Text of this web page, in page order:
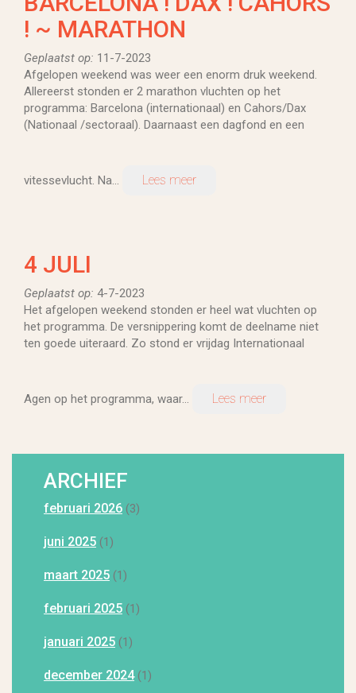
! ~ MARATHON
Geplaatst op: 11-7-2023
Afgelopen weekend was weer een enorm druk weekend.
Allereerst stonden er 2 marathon vluchten op het
programma: Barcelona (internationaal) en Cahors/Dax
(Nationaal /sectoraal). Daarnaast een dagfond en een
vitessevlucht. Na... Lees meer
4 JULI
Geplaatst op: 4-7-2023
Het afgelopen weekend stonden er heel wat vluchten op
het programma. De versnippering komt de deelname niet
ten goede uiteraard. Zo stond er vrijdag Internationaal
Agen op het programma, waar... Lees meer
ARCHIEF
februari 2026 (3)
juni 2025 (1)
maart 2025 (1)
februari 2025 (1)
januari 2025 (1)
december 2024(1)